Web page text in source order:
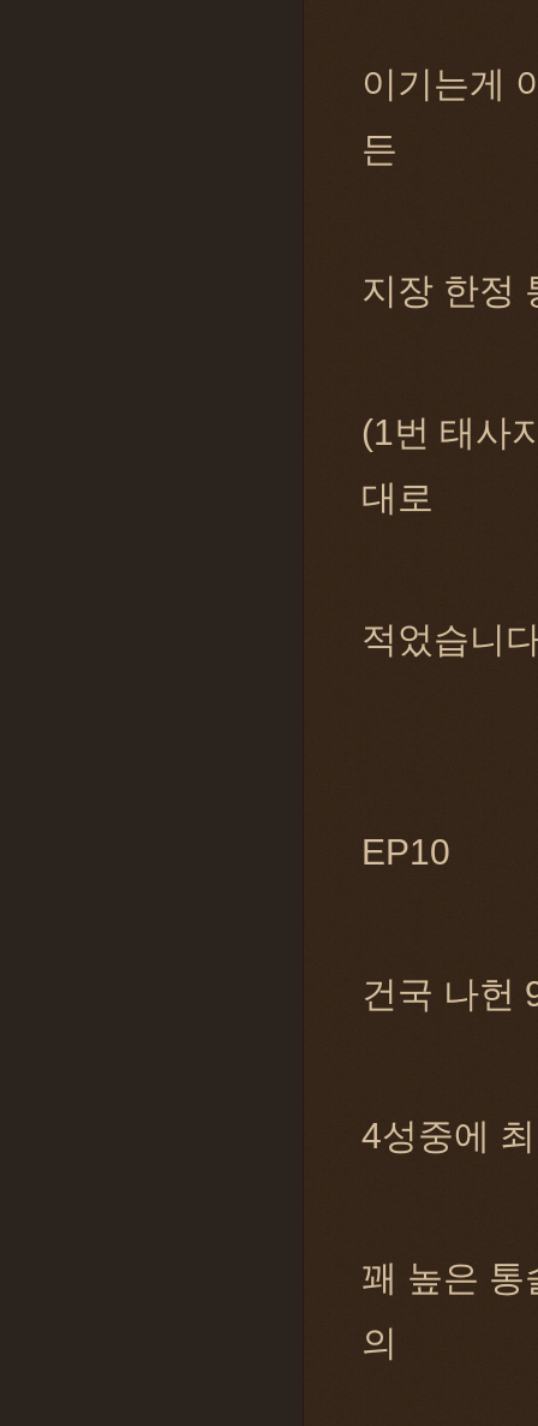
이기는게
든
지장 한정
(1번 태사
대로
적었습니
EP10
건국 나헌
4성중에
꽤 높은 통
의